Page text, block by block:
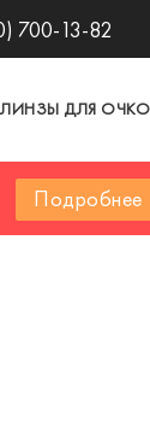
700-13-82
ЛИНЗЫ ДЛЯ
Подробнее